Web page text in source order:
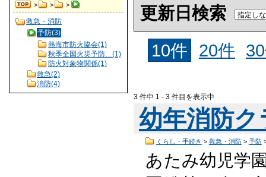
> > >
救急・消防
予防(3)
熱海市防火協会(1)
秋季全国火災予防…(1)
防火対象物関係(1)
救急(2)
消防(4)
更新日検索
10件
20件
3 件中 1 - 3 件目を表示中
幼年消防
くらし・手続き > 救急・消防> 予防
あたみ幼児学